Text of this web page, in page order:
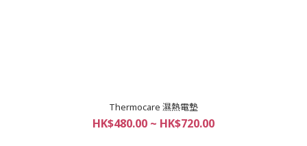
Thermocare 濕熱電墊
HK$480.00 ~ HK$720.00